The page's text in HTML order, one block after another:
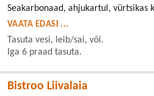
Seakarbonaad, ahjukartul, vürtsikas
VAATA EDASI ...
Tasuta vesi, leib/sai, või.
Iga 6 praad tasuta.
Bistroo Liivalaia